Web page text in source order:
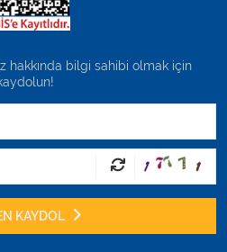
hakkında bilgi sahibi olmak için
KAYDOL